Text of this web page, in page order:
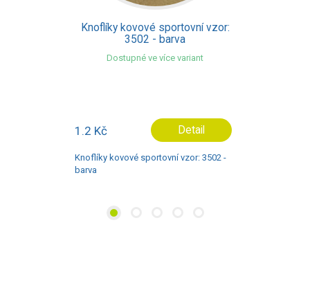
Knoflíky kovové sportovní vzor:
3502 - barva
Dostupné ve více variant
1.2 Kč Detail
Knoflíky kovové sportovní vzor: 3502 -
barva